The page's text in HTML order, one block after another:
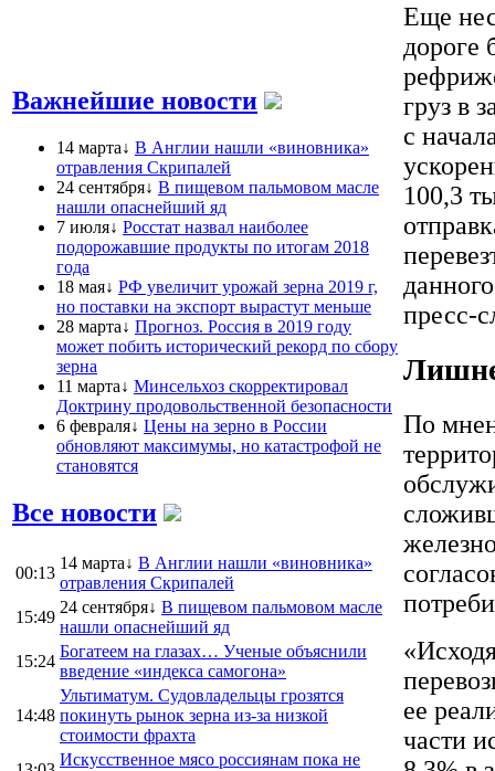
Важнейшие новости
14 марта↓ В Англии нашли «виновника»
отравления Скрипалей
24 сентября↓ В пищевом пальмовом масле
нашли опаснейший яд
7 июля↓ Росстат назвал наиболее
подорожавшие продукты по итогам 2018
года
18 мая↓ РФ увеличит урожай зерна 2019 г,
но поставки на экспорт вырастут меньше
28 марта↓ Прогноз. Россия в 2019 году
может побить исторический рекорд по сбору
зерна
11 марта↓ Минсельхоз скорректировал
Доктрину продовольственной безопасности
6 февраля↓ Цены на зерно в России
обновляют максимумы, но катастрофой не
становятся
Все новости
00:13
14 марта↓ В Англии нашли «виновника»
отравления Скрипалей
15:49
24 сентября↓ В пищевом пальмовом масле
нашли опаснейший яд
15:24
Богатеем на глазах… Ученые объяснили
введение «индекса самогона»
14:48
Ультиматум. Судовладельцы грозятся
покинуть рынок зерна из-за низкой
стоимости фрахта
Искусственное мясо россиянам пока не
Еще
дороге
груз в
с
100,3
пресс-
По
ее
части